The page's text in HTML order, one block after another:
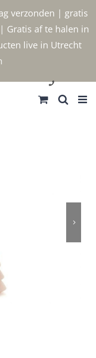
verzonden | gratis
Gratis af te halen in
live in Utrecht
030 2400000